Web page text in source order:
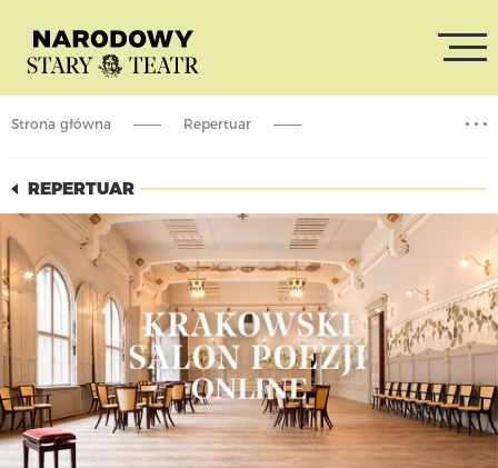
Strona główna
Repertuar
REPERTUAR